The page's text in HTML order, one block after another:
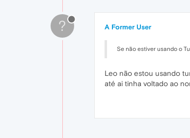
? A Former User
Se não estiver usando o
Leo não estou usando
até ai tinha voltado ao